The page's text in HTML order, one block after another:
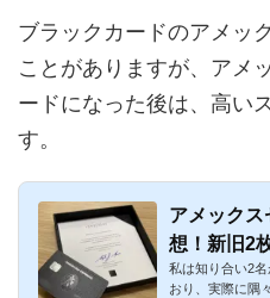
ブラックカードのアメッ
ことがありますが、アメ
ードになった後は、高い
す。
アメック
想！新旧2
イドを解説
私は知り合い2
おり、実際に隅